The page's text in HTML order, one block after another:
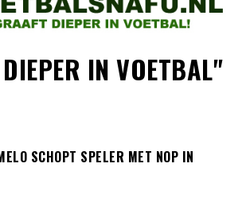
IN VOETBAL"
SCHOPT SPELER MET NOP IN